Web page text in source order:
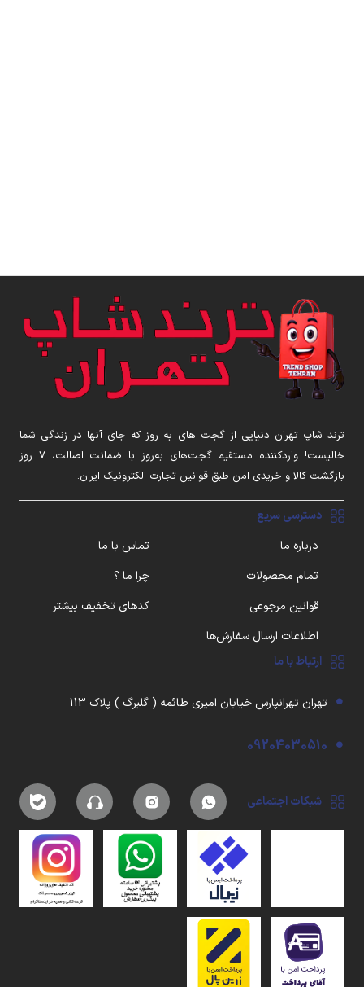
ترند شاپ تهران دنیایی از گجت های به روز که جای آنها در زندگی شما
خالیست! واردکننده مستقیم گجت‌های به‌روز با ضمانت اصالت، ۷ روز
بازگشت کالا و خریدی امن طبق قوانین تجارت الکترونیک ایران.
دسترسی سریع
درباره ما
تماس با ما
تمام محصولات
چرا ما ؟
قوانین مرجوعی
کدهای تخفیف بیشتر
اطلاعات ارسال سفارش‌ها
ارتباط با ما
تهران تهرانپارس خیابان امیری طائمه ( گلبرگ ) پلاک 113
09204030510
شبکات اجتماعی